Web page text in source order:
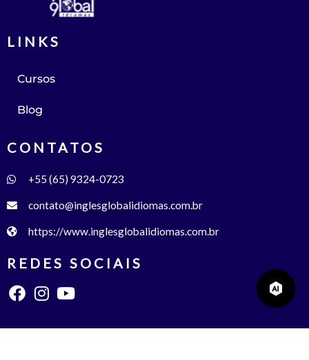
LINKS
Cursos
Blog
CONTATOS
+55 (65) 9324-0723
contato@inglesglobalidiomas.com.br
https://www.inglesglobalidiomas.com.br
REDES SOCIAIS